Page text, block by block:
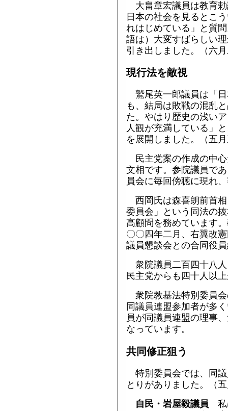
大畠章宏議員は教育
日本の社会を見るとこ
れはじめている」と質
語は）大変すばらしい
引き出しました。（六
現行法を敵視
鷲尾英一郎議員は「
も、結局は敗戦の混乱
た。やはり歴史の浅い
人観が充満している」
を展開しました。（五
民主党案の作成の中
文相です。参院議員で
員会に毎回傍聴に現れ
西岡氏は森喜朗前首
委員会」という同法の
高顧問を務めています
〇〇四年二月、右翼改
議員懇談会との合同役
衆院議員二百四十八
民主党からも四十人以
衆院教基法特別委員
同議員連盟参加者が多
員が同議員連盟の理事
なっています。
共同修正狙う
特別委員会では、同
とりがありました。（
自民・岩屋毅議員 私